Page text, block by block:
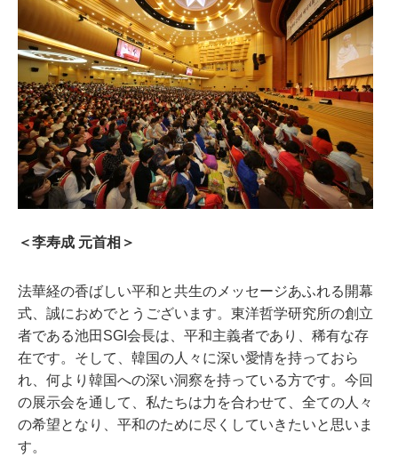
＜李寿成 元首相＞
法華経の香ばしい平和と共生のメッセージあふれる開幕
式、誠におめでとうございます。東洋哲学研究所の創立
者である池田SGI会長は、平和主義者であり、稀有な存
在です。そして、韓国の人々に深い愛情を持っておら
れ、何より韓国への深い洞察を持っている方です。今回
の展示会を通して、私たちは力を合わせて、全ての人々
の希望となり、平和のために尽くしていきたいと思いま
す。